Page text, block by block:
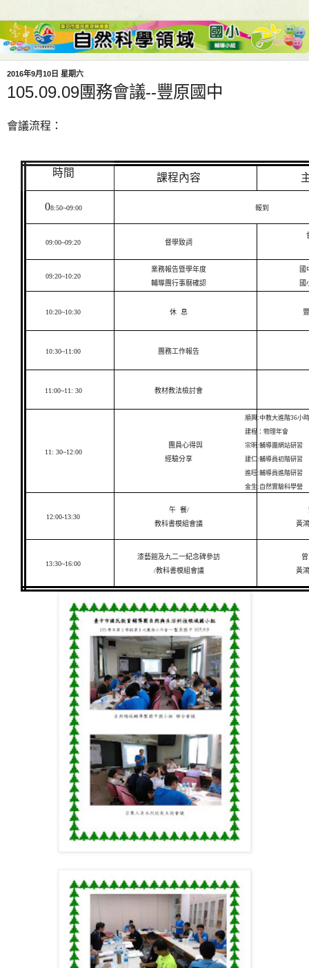
2016年9月10日 星期六
105.09.09團務會議--豐原國中
會議流程：
時間 課程內容
08:50~09:00 報到
09:00~09:20 督學致詞
09:20~10:20
業務報告暨學年度
輔導團行事曆確認
國
國
10:20~10:30 休 息
10:30~11:00 團務工作報告
11:00~11: 30 教材教法檢討會
11: 30~12:00
團員心得與
經驗分享
順興:中教大進階36小時
建程：物理年會
宗明:輔導團網站研習
建仁:輔導員初階研習
進旺:輔導員進階研習
金生: 自然實驗科學營
12:00-13:30
午 餐/
教科書模組會議
黃
13:30~16:00
漆藝館及九二一紀念碑參訪
/教科書模組會議
黃